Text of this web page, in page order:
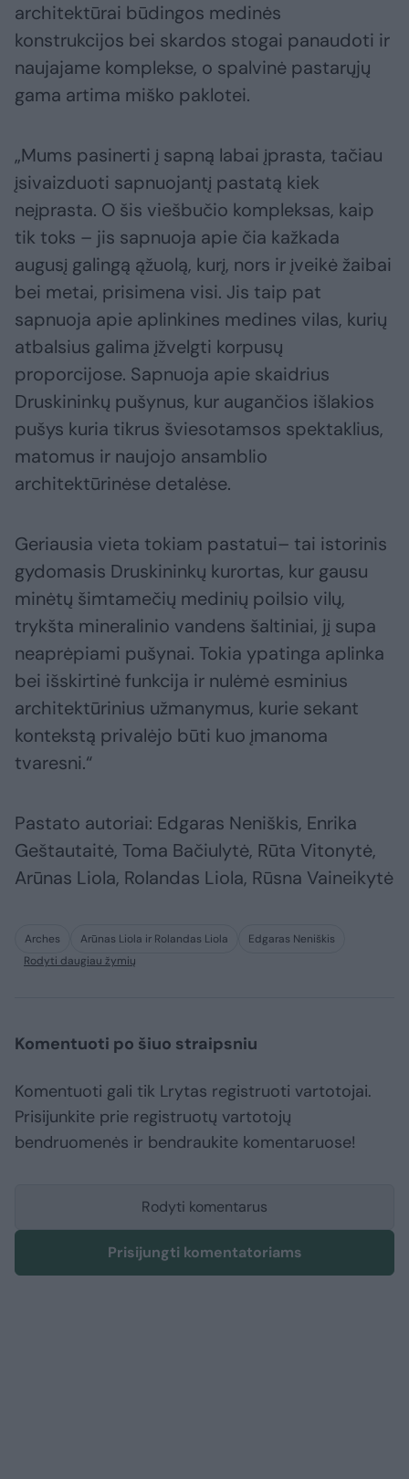
architektūrai būdingos medinės
konstrukcijos bei skardos stogai panaudoti ir
naujajame komplekse, o spalvinė pastarųjų
gama artima miško paklotei.
„Mums pasinerti į sapną labai įprasta, tačiau
įsivaizduoti sapnuojantį pastatą kiek
neįprasta. O šis viešbučio kompleksas, kaip
tik toks – jis sapnuoja apie čia kažkada
augusį galingą ąžuolą, kurį, nors ir įveikė žaibai
bei metai, prisimena visi. Jis taip pat
sapnuoja apie aplinkines medines vilas, kurių
atbalsius galima įžvelgti korpusų
proporcijose. Sapnuoja apie skaidrius
Druskininkų pušynus, kur augančios išlakios
pušys kuria tikrus šviesotamsos spektaklius,
matomus ir naujojo ansamblio
architektūrinėse detalėse.
Geriausia vieta tokiam pastatui– tai istorinis
gydomasis Druskininkų kurortas, kur gausu
minėtų šimtamečių medinių poilsio vilų,
trykšta mineralinio vandens šaltiniai, jį supa
neaprėpiami pušynai. Tokia ypatinga aplinka
bei išskirtinė funkcija ir nulėmė esminius
architektūrinius užmanymus, kurie sekant
kontekstą privalėjo būti kuo įmanoma
tvaresni.“
Pastato autoriai: Edgaras Neniškis, Enrika
Geštautaitė, Toma Bačiulytė, Rūta Vitonytė,
Arūnas Liola, Rolandas Liola, Rūsna Vaineikytė
Arches Arūnas Liola ir Rolandas Liola
Edgaras Neniškis
Rodyti daugiau žymių
Komentuoti po šiuo straipsniu
Komentuoti gali tik Lrytas registruoti vartotojai.
Prisijunkite prie registruotų vartotojų
bendruomenės ir bendraukite komentaruose!
Rodyti komentarus
Prisijungti komentatoriams